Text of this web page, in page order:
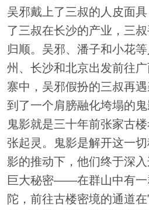
吴邪戴上了三叔的人皮面
了三叔在长沙的产业，三
归顺。吴邪、潘子和小花
州、长沙和北京出发前往
寨中，吴邪假扮的三叔再
到了一个肩膀融化垮塌的
鬼影就是三十年前张家古
张起灵。鬼影是解开这一
影的推动下，他们终于深
巨大秘密——在群山中有一
陀，前往古楼密境的通道